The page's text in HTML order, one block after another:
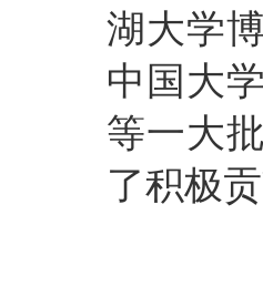
湖大学
中国大
等一大
了积极